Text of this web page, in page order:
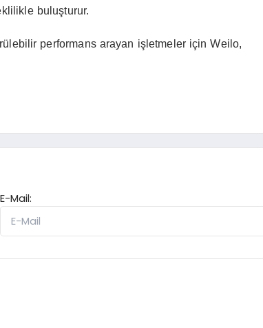
buluşturur.
performans arayan işletmeler için Weilo,
E-Mail: